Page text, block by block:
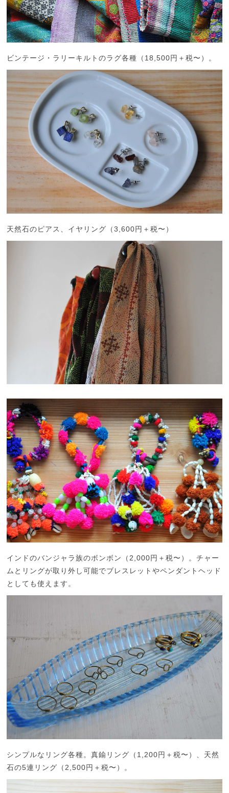
ビンテージ・ラリーキルトのラグ各種（18,500円＋税〜）。
天然石のピアス、イヤリング（3,600円＋税〜）
インドのバンジャラ族のボンボン（2,000円＋税〜）。チャー
ムとリングが取り外し可能でブレスレットやペンダントヘッド
としても使えます。
シンプルなリング各種。真鍮リング（1,200円＋税〜）、天然
石の5連リング（2,500円＋税〜）。